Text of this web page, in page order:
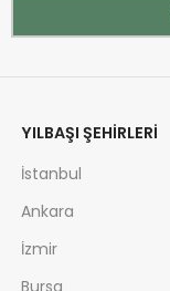
YILBAŞI ŞEHIRLERI
İstanbul
Ankara
İzmir
Bursa